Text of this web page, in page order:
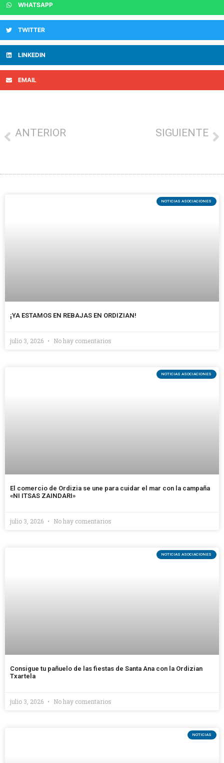
WHATSAPP
TWITTER
LINKEDIN
EMAIL
ANTERIOR SIGUIENTE
NOTICIAS ASOCIACIONES
¡YA ESTAMOS EN REBAJAS EN ORDIZIAN!
julio 3, 2026 No hay comentarios
NOTICIAS ASOCIACIONES
El comercio de Ordizia se une para cuidar el mar con la campaña
«NI ITSAS ZAINDARI»
julio 3, 2026 No hay comentarios
NOTICIAS ASOCIACIONES
Consigue tu pañuelo de las fiestas de Santa Ana con la Ordizian
Txartela
julio 3, 2026 No hay comentarios
NOTICIAS